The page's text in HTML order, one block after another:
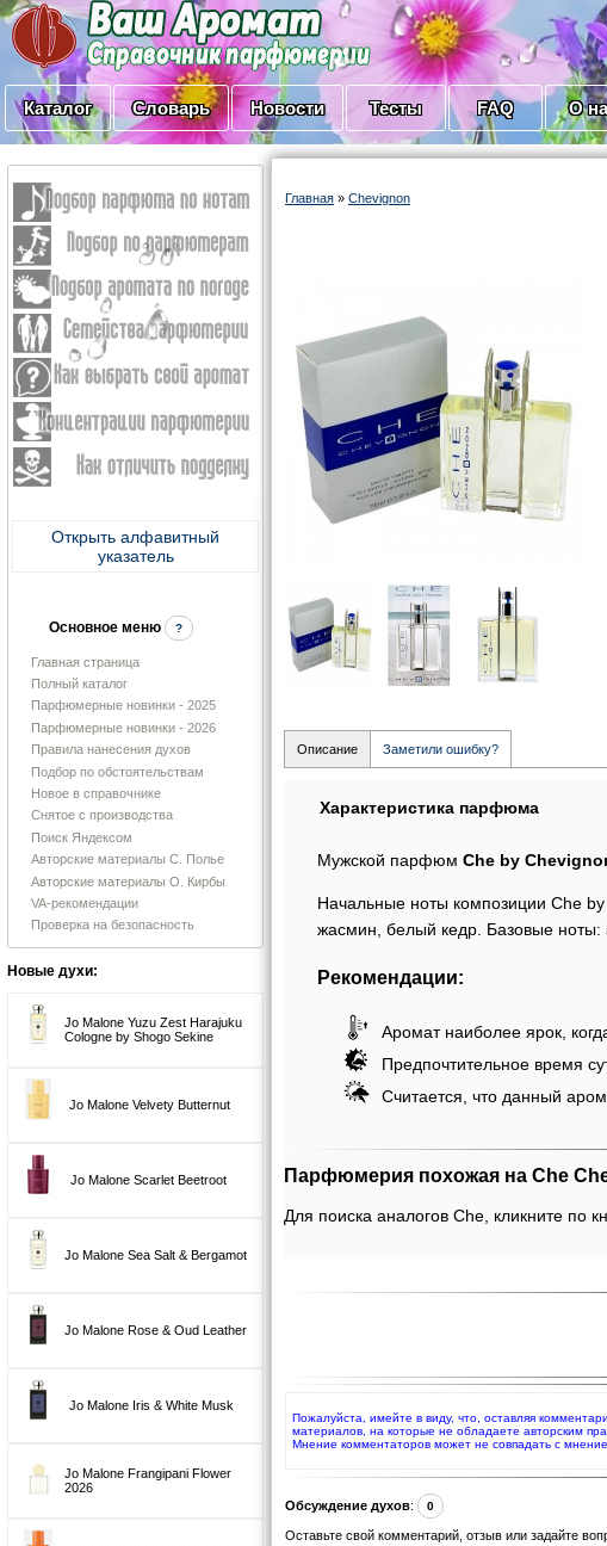
Каталог Словарь Новости Тесты FAQ О
Открыть алфавитный
указатель
Основное меню ?
Главная страница
Полный каталог
Парфюмерные новинки - 2025
Парфюмерные новинки - 2026
Правила нанесения духов
Подбор по обстоятельствам
Новое в справочнике
Снятое с производства
Поиск Яндексом
Авторские материалы С. Полье
Авторские материалы О. Кирбы
VA-рекомендации
Проверка на безопасность
Новые духи:
Jo Malone Yuzu Zest Harajuku
Cologne by Shogo Sekine
Jo Malone Velvety Butternut
Jo Malone Scarlet Beetroot
Jo Malone Sea Salt & Bergamot
Jo Malone Rose & Oud Leather
Jo Malone Iris & White Musk
Jo Malone Frangipani Flower
2026
Главная » Chevignon
Описание Заметили ошибку?
Характеристика парфюма
Мужской парфюм Che by
Начальные ноты композиции Che
жасмин, белый кедр. Базовые ноты:
Рекомендации:
Аромат наиболее ярок,
Предпочтительное время
Считается, что данный
Парфюмерия похожая на Che
Для поиска аналогов Che, кликните по
Пожалуйста, имейте в виду, что, оставляя
материалов, на которые не обладаете авторским
Мнение комментаторов может не совпадать с
Обсуждение духов: 0
Оставьте свой комментарий, отзыв или задайте